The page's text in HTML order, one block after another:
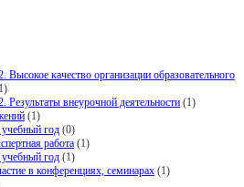
Высокое качество организации образовательного
Результаты внеурочной деятельности (1)
(1)
год (0)
работа (1)
год (1)
в конференциях, семинарах (1)